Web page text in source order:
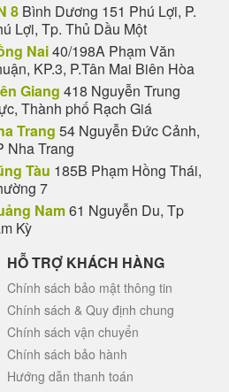
8 Bình Dương 151 Phú Lợi, P.
Lợi, Tp. Thủ Dầu Một
Nai40/198A Phạm Văn
KP.3, P.Tân Mai Biên Hòa
Giang 418 Nguyễn Trung
Thành phố Rạch Giá
Trang 54 Nguyễn Đức Cảnh,
Nha Trang
Tàu 185B Phạm Hồng Thái,
7
Nam61 Nguyễn Du, Tp
Kỳ
HỖ TRỢ KHÁCH HÀNG
Chính sách bảo mật thông tin
Chính sách & Quy định chung
Chính sách vận chuyển
Chính sách bảo hành
Hướng dẫn thanh toán